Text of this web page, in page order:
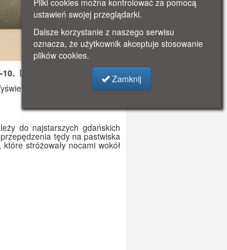
10. Dodano: 2021-11-08 12:15
2795
do najstarszych gdańskich
tędy na pastwiska
stróżowały nocami wokół
Pliki cookies można kontrolować za pomocą
ustawień swojej przeglądarki.
Dalsze korzystanie z naszego serwisu
oznacza, że użytkownik akceptuje stosowanie
plików cookies.
Zamknij